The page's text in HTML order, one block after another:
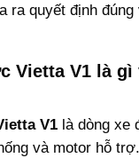
ra quyết định
Vietta V1 là gì
V1là dòng xe
và motor hỗ